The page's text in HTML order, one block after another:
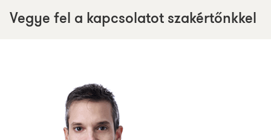
Vegye fel a kapcsolatot szakértőnkkel